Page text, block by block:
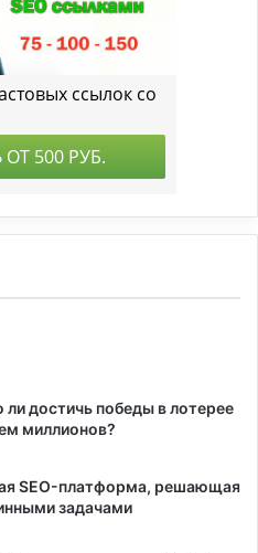
достичь победы в лотерее
миллионов?
SEO-платформа, решающая
задачами